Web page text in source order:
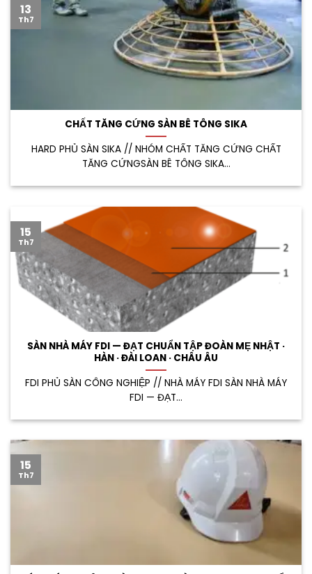
CHẤT TĂNG CỨNG SÀN BÊ TÔNG SIKA
HARD PHỦ SÀN SIKA // NHÓM CHẤT TĂNG CỨNG CHẤT
TĂNG CỨNGSÀN BÊ TÔNG SIKA...
13
Th7
SÀN NHÀ MÁY FDI — ĐẠT CHUẨN TẬP ĐOÀN MẸ NHẬT ·
HÀN · ĐÀI LOAN · CHÂU ÂU
FDI PHỦ SÀN CÔNG NGHIỆP // NHÀ MÁY FDI SÀN NHÀ MÁY
FDI — ĐẠT...
15
Th7
15
Th7